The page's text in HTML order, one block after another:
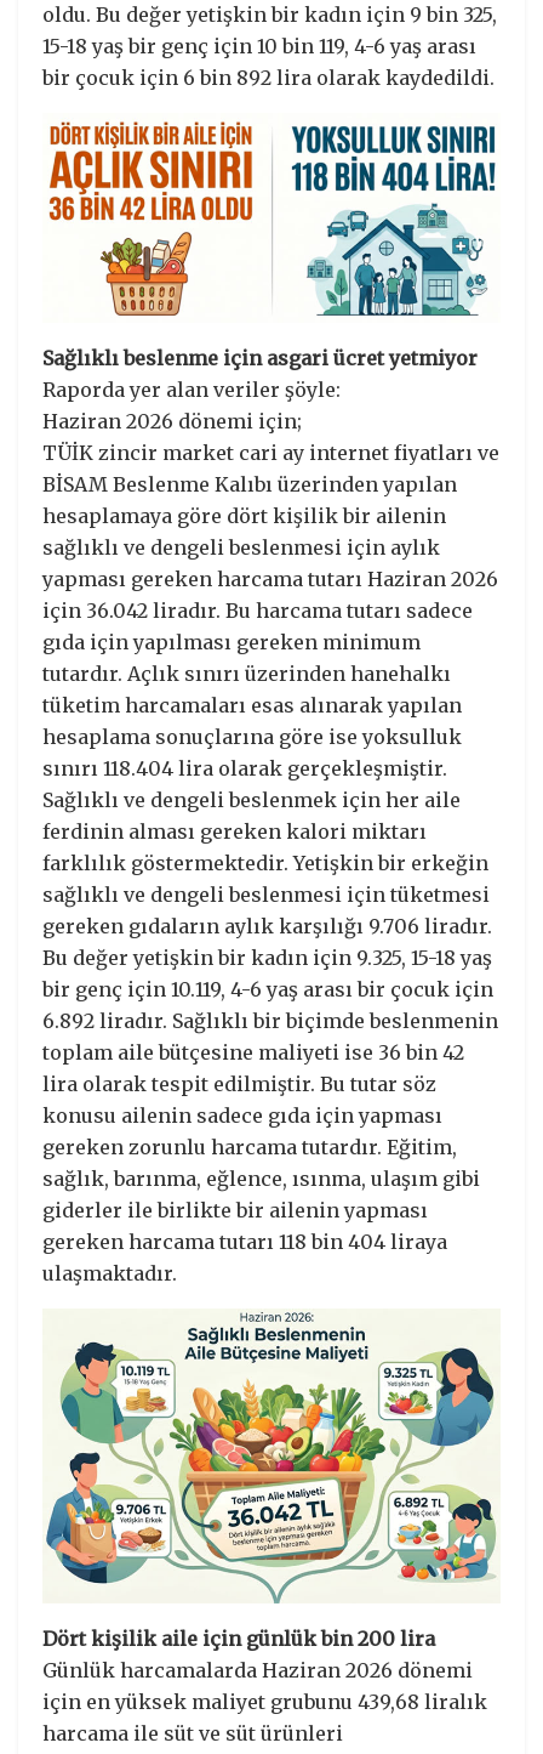
oldu. Bu değer yetişkin bir kadın için 9 bin 325,
15-18 yaş bir genç için 10 bin 119, 4-6 yaş arası
bir çocuk için 6 bin 892 lira olarak kaydedildi.
Sağlıklı beslenme için asgari ücret yetmiyor
Raporda yer alan veriler şöyle:
Haziran 2026 dönemi için;
TÜİK zincir market cari ay internet fiyatları ve
BİSAM Beslenme Kalıbı üzerinden yapılan
hesaplamaya göre dört kişilik bir ailenin
sağlıklı ve dengeli beslenmesi için aylık
yapması gereken harcama tutarı Haziran 2026
için 36.042 liradır. Bu harcama tutarı sadece
gıda için yapılması gereken minimum
tutardır. Açlık sınırı üzerinden hanehalkı
tüketim harcamaları esas alınarak yapılan
hesaplama sonuçlarına göre ise yoksulluk
sınırı 118.404 lira olarak gerçekleşmiştir.
Sağlıklı ve dengeli beslenmek için her aile
ferdinin alması gereken kalori miktarı
farklılık göstermektedir. Yetişkin bir erkeğin
sağlıklı ve dengeli beslenmesi için tüketmesi
gereken gıdaların aylık karşılığı 9.706 liradır.
Bu değer yetişkin bir kadın için 9.325, 15-18 yaş
bir genç için 10.119, 4-6 yaş arası bir çocuk için
6.892 liradır. Sağlıklı bir biçimde beslenmenin
toplam aile bütçesine maliyeti ise 36 bin 42
lira olarak tespit edilmiştir. Bu tutar söz
konusu ailenin sadece gıda için yapması
gereken zorunlu harcama tutardır. Eğitim,
sağlık, barınma, eğlence, ısınma, ulaşım gibi
giderler ile birlikte bir ailenin yapması
gereken harcama tutarı 118 bin 404 liraya
ulaşmaktadır.
Dört kişilik aile için günlük bin 200 lira
Günlük harcamalarda Haziran 2026 dönemi
için en yüksek maliyet grubunu 439,68 liralık
harcama ile süt ve süt ürünleri